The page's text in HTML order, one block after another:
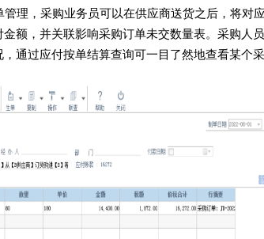
理，采购业务员可以在供应商送货之后，将对
额，并关联影响采购订单未交数量表。采购人
通过应付按单结算查询可一目了然地查看某个